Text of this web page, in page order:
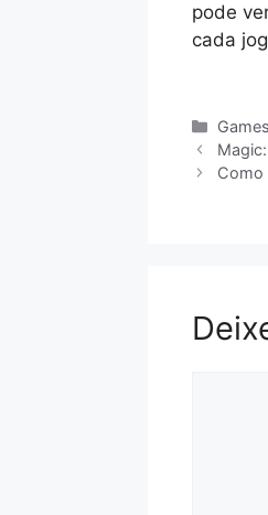
pode
cada
Games
Como